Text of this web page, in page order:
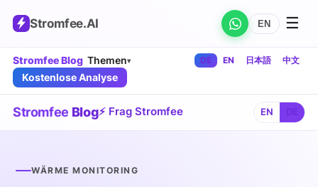
Stromfee.AI EN ☰
Stromfee Blog Themen▾ DE EN 日本語 中文
Kostenlose Analyse
Stromfee Blog⚡ Frag Stromfee EN
WÄRME MONITORING